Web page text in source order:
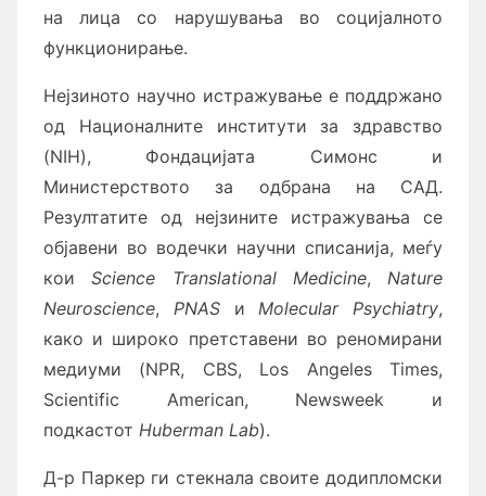
на лица со нарушувања во социјалното
функционирање.
Нејзиното научно истражување е поддржано
од Националните институти за здравство
(NIH), Фондацијата Симонс и
Министерството за одбрана на САД.
Резултатите од нејзините истражувања се
објавени во водечки научни списанија, меѓу
кои
Science Translational Medicine,
Nature
Neuroscience, PNAS и Molecular Psychiatry,
како и широко претставени во реномирани
медиуми (NPR, CBS, Los Angeles Times,
Scientific American, Newsweek и
подкастот Huberman Lab).
Д-р Паркер ги стекнала своите додипломски